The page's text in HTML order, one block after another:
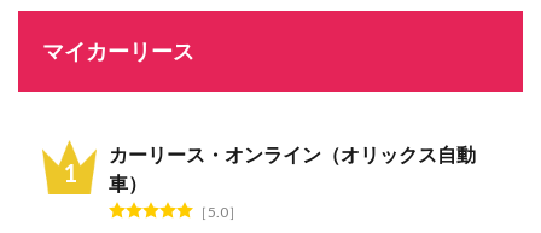
マイカーリース
カーリース・オンライン（オリックス自動
車）
5.0